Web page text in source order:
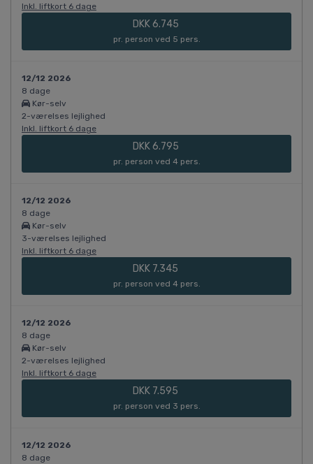
Inkl. liftkort 6 dage
DKK 6.745
pr. person ved 5 pers.
12/12 2026
8 dage
Kør-selv
2-værelses lejlighed
Inkl. liftkort 6 dage
DKK 6.795
pr. person ved 4 pers.
12/12 2026
8 dage
Kør-selv
3-værelses lejlighed
Inkl. liftkort 6 dage
DKK 7.345
pr. person ved 4 pers.
12/12 2026
8 dage
Kør-selv
2-værelses lejlighed
Inkl. liftkort 6 dage
DKK 7.595
pr. person ved 3 pers.
12/12 2026
8 dage